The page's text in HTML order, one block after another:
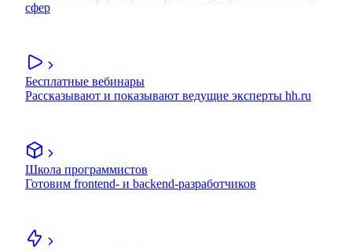
сфер
Бесплатные вебинары
Рассказывают и показывают ведущие эксперты hh.ru
Школа программистов
Готовим frontend- и backend-разработчиков